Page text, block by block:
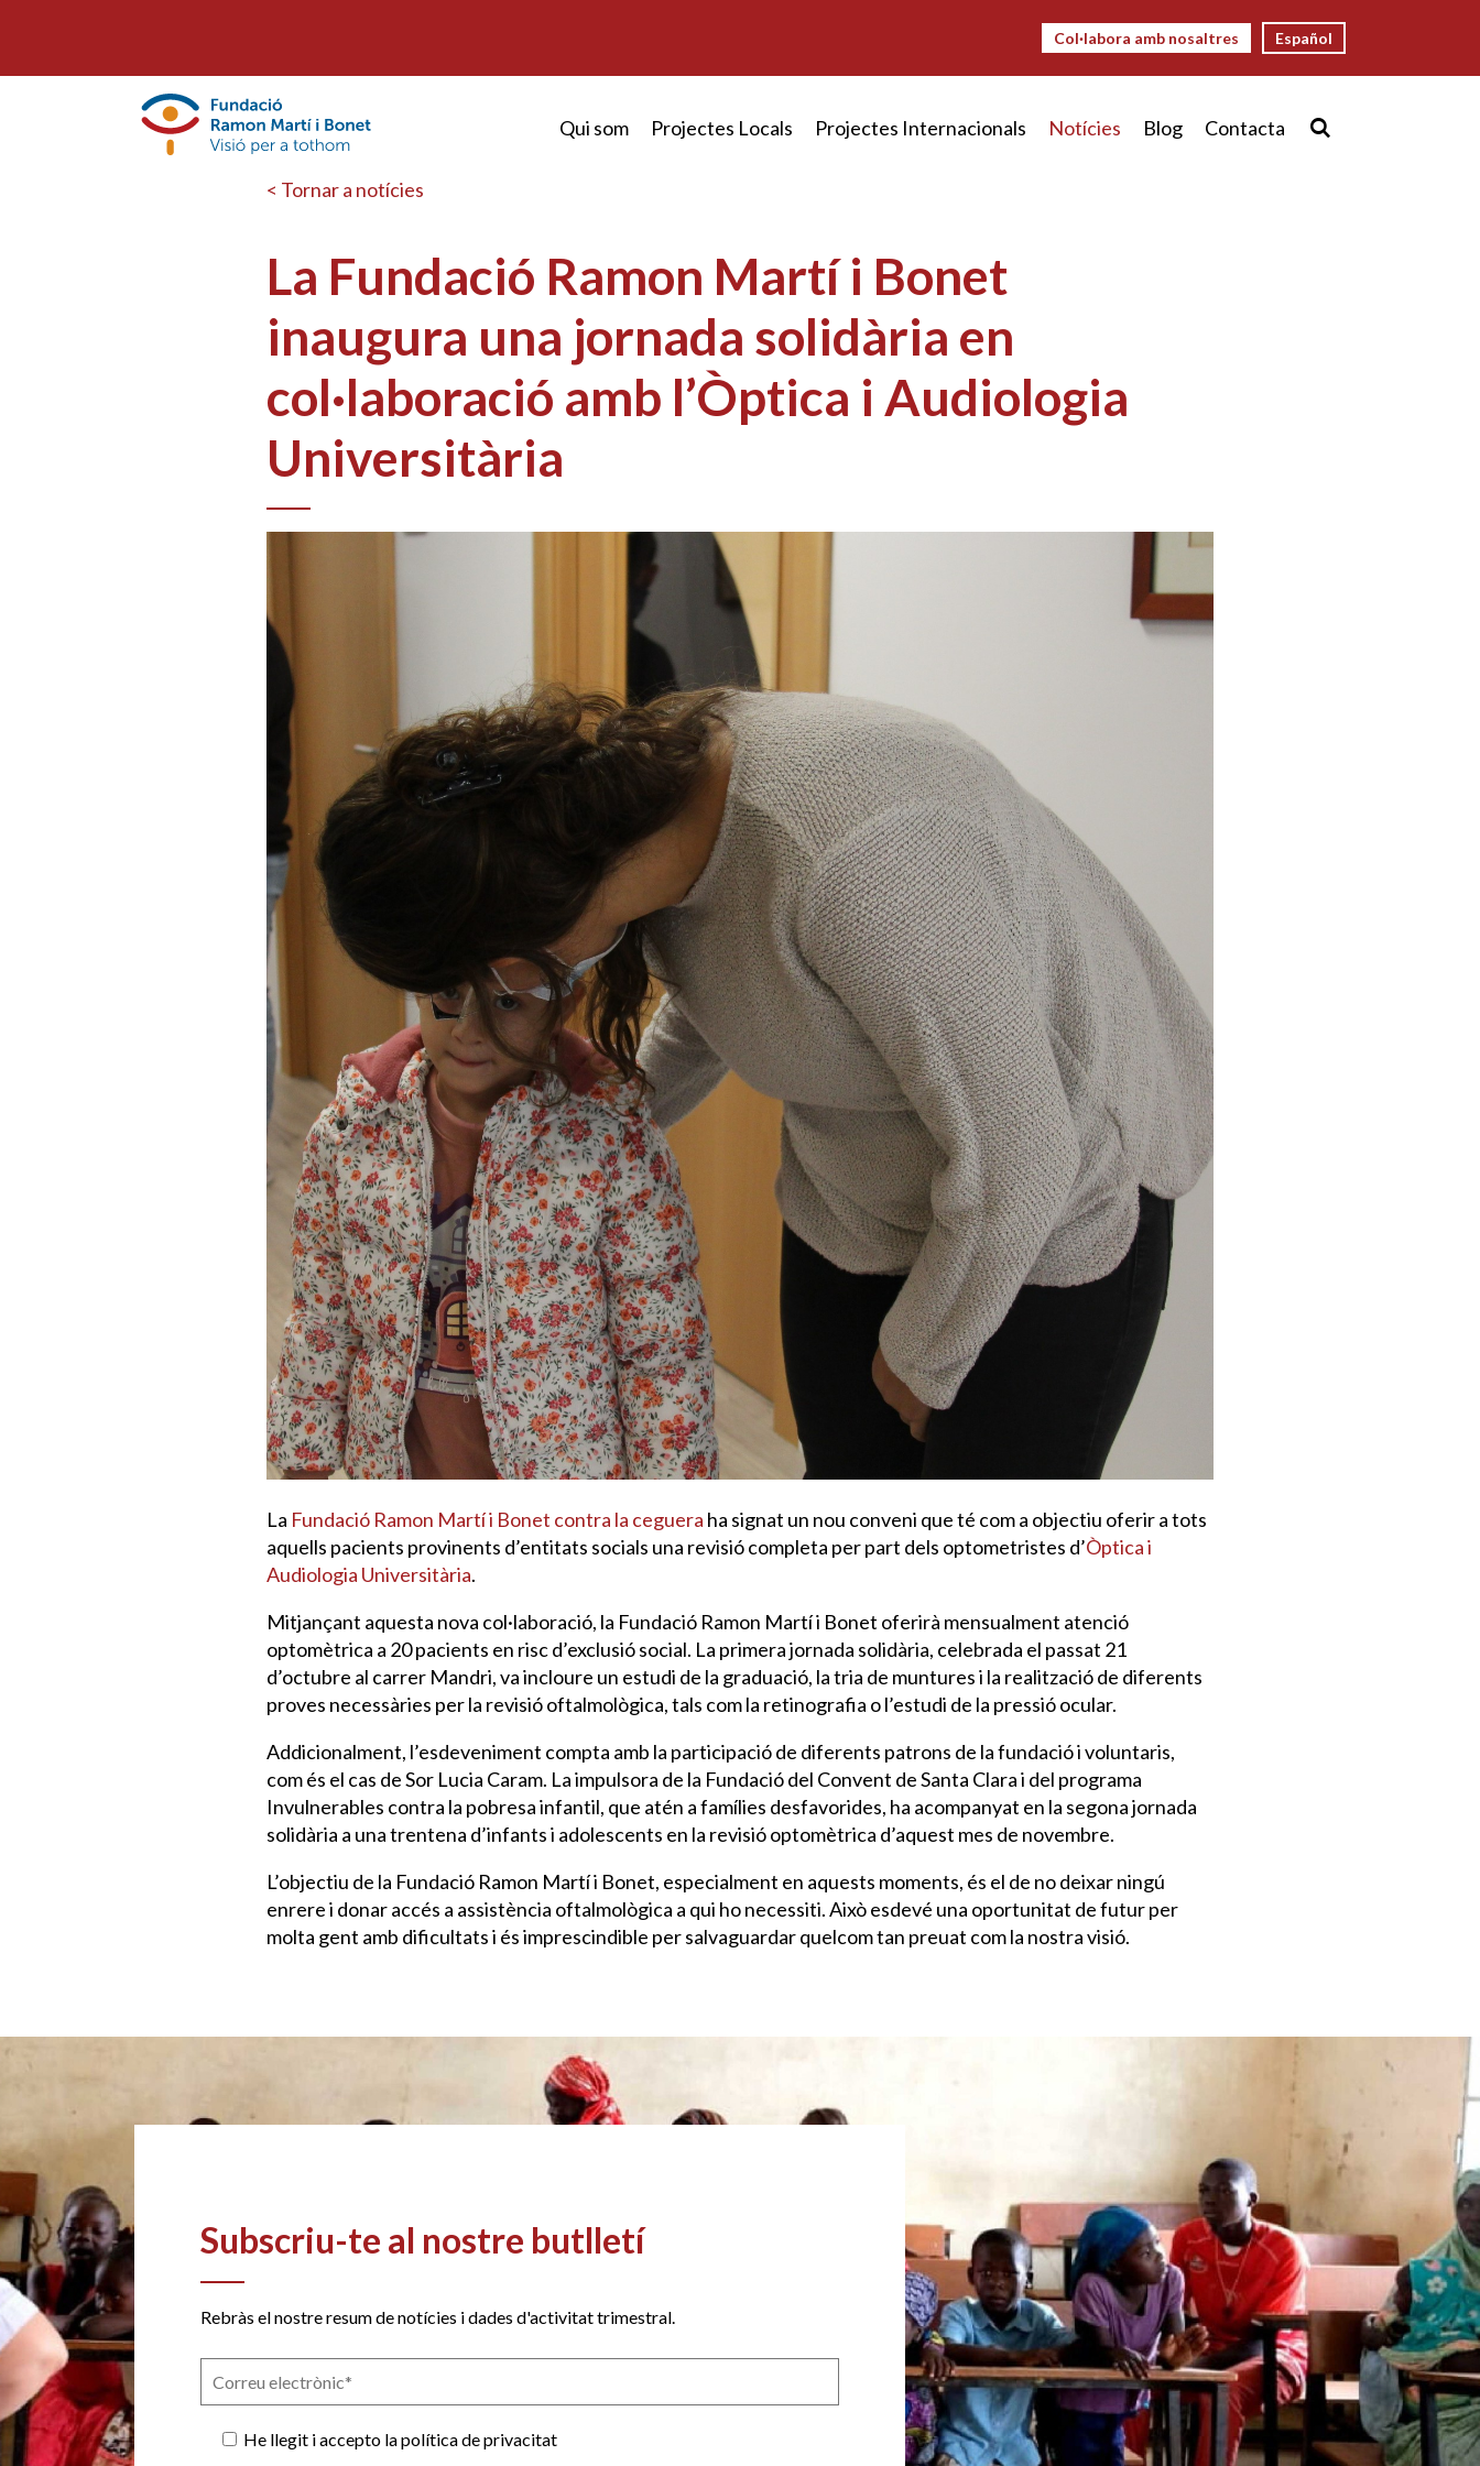
Col·labora amb nosaltres Español
Qui som Projectes Locals Projectes Internacionals Notícies Blog Contacta
< Tornar a notícies
La Fundació Ramon Martí i Bonet
inaugura una jornada solidària en
col·laboració amb l’Òptica i Audiologia
Universitària
La Fundació Ramon Martí i Bonet contra la ceguera ha signat un nou conveni que té com a objectiu oferir a tots
aquells pacients provinents d’entitats socials una revisió completa per part dels optometristes d’Òptica i
Audiologia Universitària.
Mitjançant aquesta nova col·laboració, la Fundació Ramon Martí i Bonet oferirà mensualment atenció
optomètrica a 20 pacients en risc d’exclusió social. La primera jornada solidària, celebrada el passat 21
d’octubre al carrer Mandri, va incloure un estudi de la graduació, la tria de muntures i la realització de diferents
proves necessàries per la revisió oftalmològica, tals com la retinografia o l’estudi de la pressió ocular.
Addicionalment, l’esdeveniment compta amb la participació de diferents patrons de la fundació i voluntaris,
com és el cas de Sor Lucia Caram. La impulsora de la Fundació del Convent de Santa Clara i del programa
Invulnerables contra la pobresa infantil, que atén a famílies desfavorides, ha acompanyat en la segona jornada
solidària a una trentena d’infants i adolescents en la revisió optomètrica d’aquest mes de novembre.
L’objectiu de la Fundació Ramon Martí i Bonet, especialment en aquests moments, és el de no deixar ningú
enrere i donar accés a assistència oftalmològica a qui ho necessiti. Això esdevé una oportunitat de futur per
molta gent amb dificultats i és imprescindible per salvaguardar quelcom tan preuat com la nostra visió.
Subscriu-te al nostre butlletí
Rebràs el nostre resum de notícies i dades d'activitat trimestral.
He llegit i accepto la política de privacitat